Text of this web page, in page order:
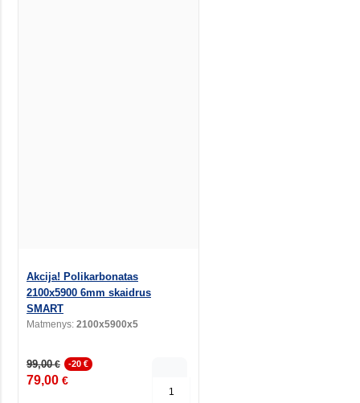
Akcija! Polikarbonatas
2100x5900 6mm skaidrus
SMART
Matmenys: 2100x5900x5
99,00€ -20 €
79,00 €